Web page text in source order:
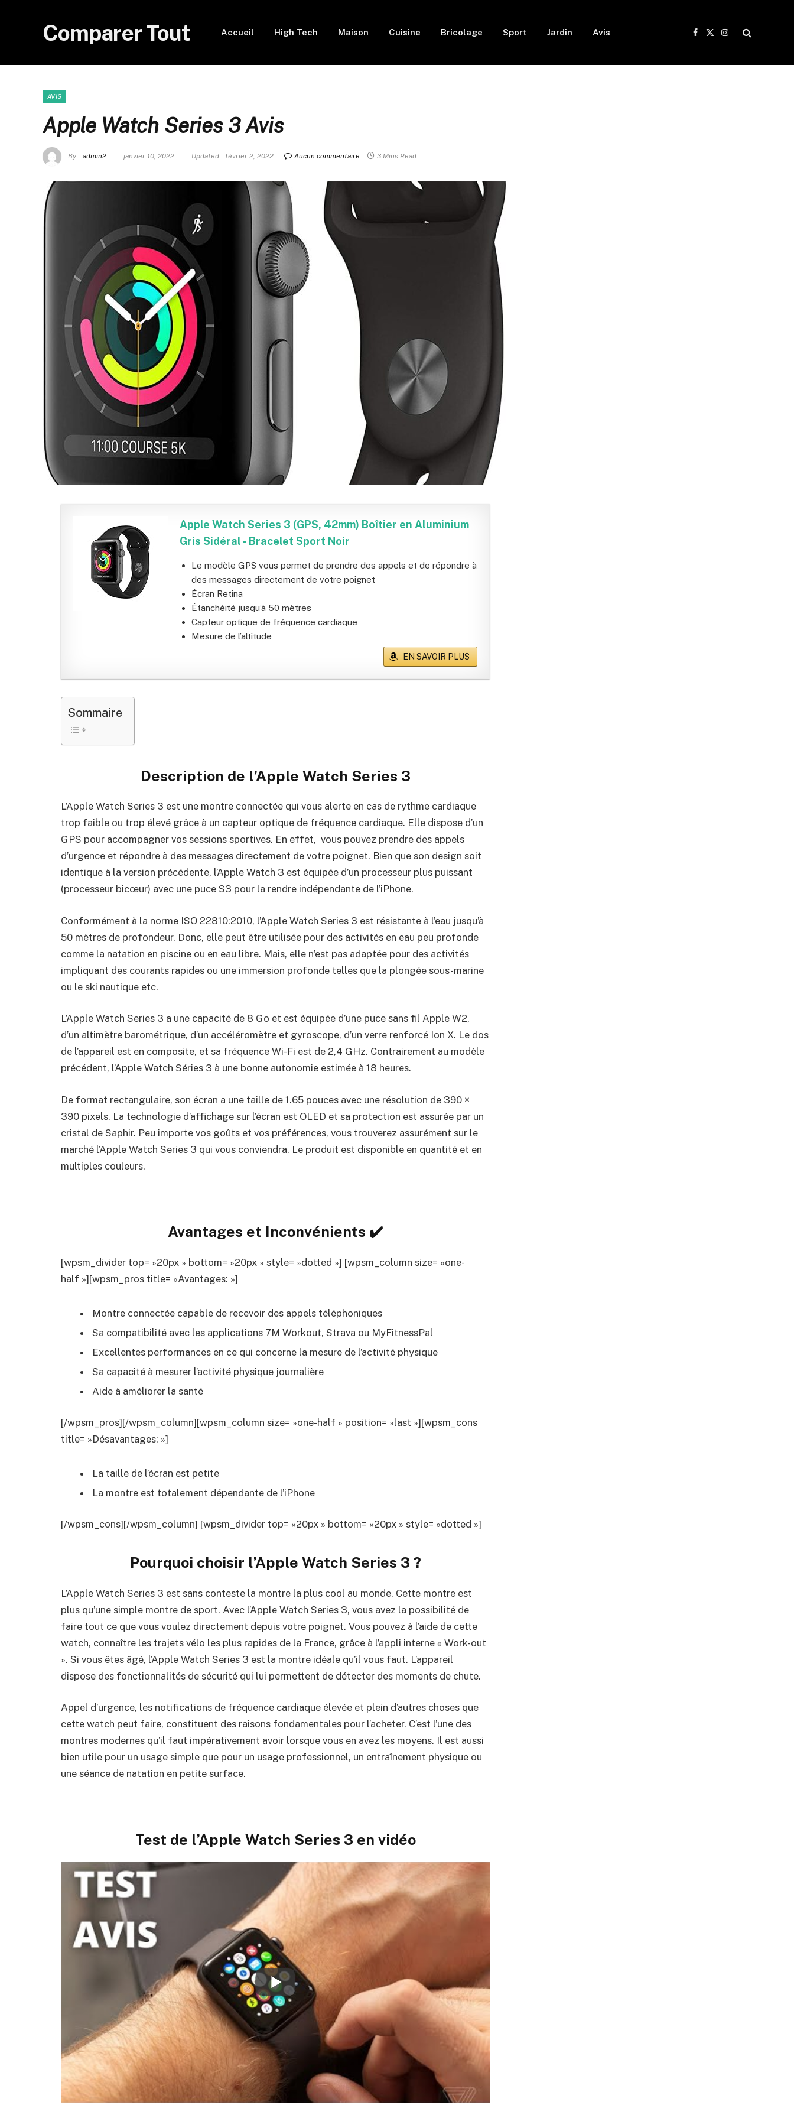
Comparer Tout Accueil High Tech Maison Cuisine Bricolage Sport Jardin Avis
Facebook
X
Instagram
AVIS
Apple Watch Series 3 Avis
By admin2 janvier 10, 2022 Updated: février 2, 2022 Aucun commentaire 3 Mins Read
Apple Watch Series 3 (GPS, 42mm) Boîtier en Aluminium
Gris Sidéral - Bracelet Sport Noir
Le modèle GPS vous permet de prendre des appels et de répondre à
des messages directement de votre poignet
Écran Retina
Étanchéité jusqu’à 50 mètres
Capteur optique de fréquence cardiaque
Mesure de l’altitude
EN SAVOIR PLUS
Sommaire
Description de l’Apple Watch Series 3
L’Apple Watch Series 3 est une montre connectée qui vous alerte en cas de rythme cardiaque
trop faible ou trop élevé grâce à un capteur optique de fréquence cardiaque. Elle dispose d’un
GPS pour accompagner vos sessions sportives. En effet, vous pouvez prendre des appels
d’urgence et répondre à des messages directement de votre poignet. Bien que son design soit
identique à la version précédente, l’Apple Watch 3 est équipée d’un processeur plus puissant
(processeur bicœur) avec une puce S3 pour la rendre indépendante de l’iPhone.
Conformément à la norme ISO 22810:2010, l’Apple Watch Series 3 est résistante à l’eau jusqu’à
50 mètres de profondeur. Donc, elle peut être utilisée pour des activités en eau peu profonde
comme la natation en piscine ou en eau libre. Mais, elle n’est pas adaptée pour des activités
impliquant des courants rapides ou une immersion profonde telles que la plongée sous-marine
ou le ski nautique etc.
L’Apple Watch Series 3 a une capacité de 8 Go et est équipée d’une puce sans fil Apple W2,
d’un altimètre barométrique, d’un accéléromètre et gyroscope, d’un verre renforcé Ion X. Le dos
de l’appareil est en composite, et sa fréquence Wi-Fi est de 2,4 GHz. Contrairement au modèle
précédent, l’Apple Watch Séries 3 à une bonne autonomie estimée à 18 heures.
De format rectangulaire, son écran a une taille de 1.65 pouces avec une résolution de 390 ×
390 pixels. La technologie d’affichage sur l’écran est OLED et sa protection est assurée par un
cristal de Saphir. Peu importe vos goûts et vos préférences, vous trouverez assurément sur le
marché l’Apple Watch Series 3 qui vous conviendra. Le produit est disponible en quantité et en
multiples couleurs.
Avantages et Inconvénients ✔️
[wpsm_divider top= »20px » bottom= »20px » style= »dotted »] [wpsm_column size= »one-
half »][wpsm_pros title= »Avantages: »]
Montre connectée capable de recevoir des appels téléphoniques
Sa compatibilité avec les applications 7M Workout, Strava ou MyFitnessPal
Excellentes performances en ce qui concerne la mesure de l’activité physique
Sa capacité à mesurer l’activité physique journalière
Aide à améliorer la santé
[/wpsm_pros][/wpsm_column][wpsm_column size= »one-half » position= »last »][wpsm_cons
title= »Désavantages: »]
La taille de l’écran est petite
La montre est totalement dépendante de l’iPhone
[/wpsm_cons][/wpsm_column] [wpsm_divider top= »20px » bottom= »20px » style= »dotted »]
Pourquoi choisir l’Apple Watch Series 3 ?
L’Apple Watch Series 3 est sans conteste la montre la plus cool au monde. Cette montre est
plus qu’une simple montre de sport. Avec l’Apple Watch Series 3, vous avez la possibilité de
faire tout ce que vous voulez directement depuis votre poignet. Vous pouvez à l’aide de cette
watch, connaître les trajets vélo les plus rapides de la France, grâce à l’appli interne « Work-out
». Si vous êtes âgé, l’Apple Watch Series 3 est la montre idéale qu’il vous faut. L’appareil
dispose des fonctionnalités de sécurité qui lui permettent de détecter des moments de chute.
Appel d’urgence, les notifications de fréquence cardiaque élevée et plein d’autres choses que
cette watch peut faire, constituent des raisons fondamentales pour l’acheter. C’est l’une des
montres modernes qu’il faut impérativement avoir lorsque vous en avez les moyens. Il est aussi
bien utile pour un usage simple que pour un usage professionnel, un entraînement physique ou
une séance de natation en petite surface.
Test de l’Apple Watch Series 3 en vidéo